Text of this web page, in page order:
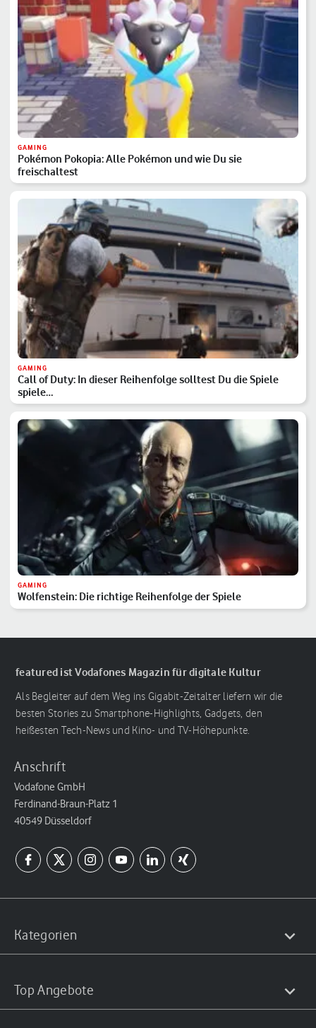
GAMING
Pokémon Pokopia: Alle Pokémon und wie Du sie
freischaltest
GAMING
Call of Duty: In dieser Reihenfolge solltest Du die Spiele
spiele…
GAMING
Wolfenstein: Die richtige Reihenfolge der Spiele
featured ist Vodafones Magazin für digitale Kultur
Als Begleiter auf dem Weg ins Gigabit-Zeitalter liefern wir die
besten Stories zu Smartphone-Highlights, Gadgets, den
heißesten Tech-News und Kino- und TV-Höhepunkte.
Anschrift
Vodafone GmbH
Ferdinand-Braun-Platz 1
40549 Düsseldorf
Kategorien
Top Angebote